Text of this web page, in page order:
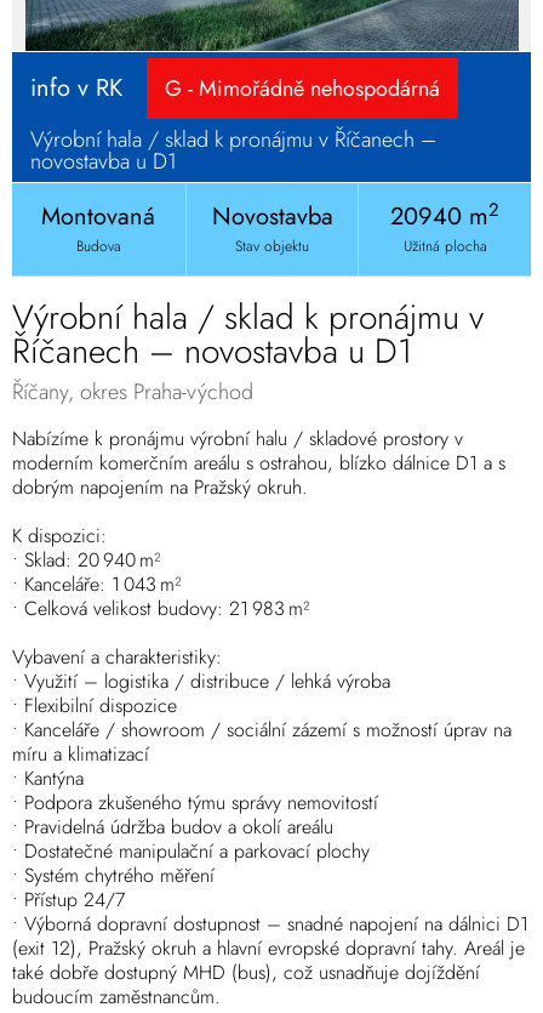
info v RK
G - Mimořádně nehospodárná
Výrobní hala / sklad k pronájmu v Říčanech –
novostavba u D1
Montovaná
Budova
Novostavba
Stav objektu
20940 m2
Užitná plocha
Výrobní hala / sklad k pronájmu v
Říčanech – novostavba u D1
Říčany, okres Praha-východ
Nabízíme k pronájmu výrobní halu / skladové prostory v
moderním komerčním areálu s ostrahou, blízko dálnice D1 a s
dobrým napojením na Pražský okruh.
K dispozici:
• Sklad: 20 940 m²
• Kanceláře: 1 043 m²
• Celková velikost budovy: 21 983 m²
Vybavení a charakteristiky:
• Využití – logistika / distribuce / lehká výroba
• Flexibilní dispozice
• Kanceláře / showroom / sociální zázemí s možností úprav na
míru a klimatizací
• Kantýna
• Podpora zkušeného týmu správy nemovitostí
• Pravidelná údržba budov a okolí areálu
• Dostatečné manipulační a parkovací plochy
• Systém chytrého měření
• Přístup 24/7
• Výborná dopravní dostupnost – snadné napojení na dálnici D1
(exit 12), Pražský okruh a hlavní evropské dopravní tahy. Areál je
také dobře dostupný MHD (bus), což usnadňuje dojíždění
budoucím zaměstnancům.